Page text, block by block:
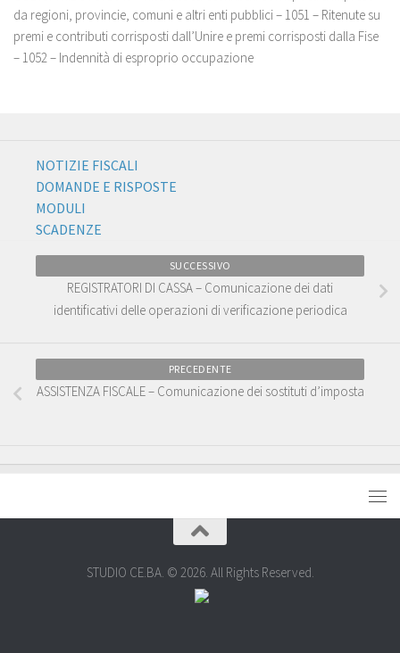
da regioni, provincie, comuni e altri enti pubblici – 1051 – Ritenute su
premi e contributi corrisposti dall’Unire e premi corrisposti dalla Fise
– 1052 – Indennità di esproprio occupazione
NOTIZIE FISCALI
DOMANDE E RISPOSTE
MODULI
SCADENZE
SUCCESSIVO
REGISTRATORI DI CASSA – Comunicazione dei dati
identificativi delle operazioni di verificazione periodica
PRECEDENTE
ASSISTENZA FISCALE – Comunicazione dei sostituti d’imposta
STUDIO CE.BA. © 2026. All Rights Reserved.